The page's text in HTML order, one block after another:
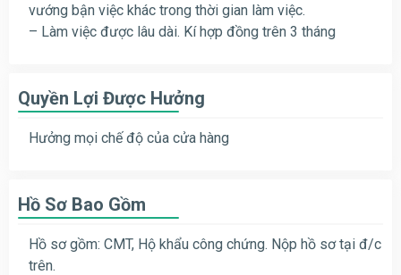
vướng bận việc khác trong thời gian làm việc.
– Làm việc được lâu dài. Kí hợp đồng trên 3 tháng
Quyền Lợi Được Hưởng
Hưởng mọi chế độ của cửa hàng
Hồ Sơ Bao Gồm
Hồ sơ gồm: CMT, Hộ khẩu công chứng. Nộp hồ sơ tại đ/c
trên.